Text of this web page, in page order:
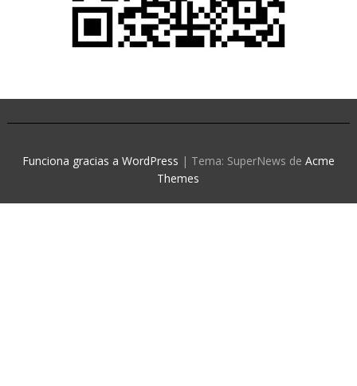
Funciona gracias a WordPress | Tema: SuperNews de Acme
Themes